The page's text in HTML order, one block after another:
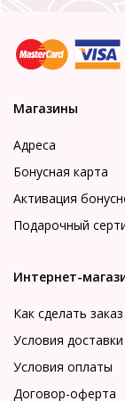
Магазины
Адреса
Бонусная карта
Активация
Подарочный
Интернет-
Как сделать заказ
Условия доставки
Условия оплаты
Договор-оферта